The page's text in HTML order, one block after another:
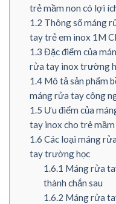
trẻ mầm non có lợi
1.2 Thông số máng
tay trẻ em inox 1M
1.3 Đặc điểm của
rửa tay inox trường
1.4Mô tả sản phẩm
máng rửa tay công
1.5 Ưu điểm của
tay inox cho trẻ mầm
1.6 Các loại máng
tay trường học
1.6.1 Máng rửa
thành chắn sau
1.6.2 Máng rửa